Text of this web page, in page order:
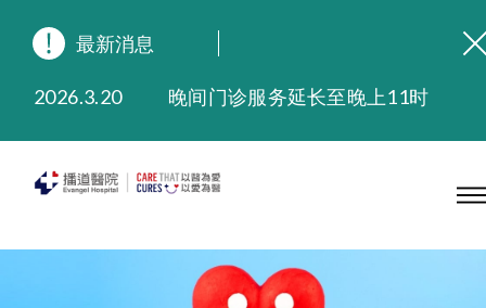
最新消息
2026.8.3
2026.3.20
晚间门诊服务延长至晚上11时
2025.8.4
播道医院体检服务获客户正面评价